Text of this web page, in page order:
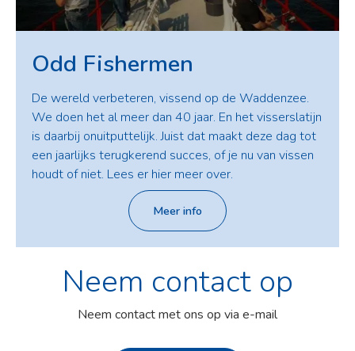
Odd Fishermen
De wereld verbeteren, vissend op de Waddenzee.
We doen het al meer dan 40 jaar. En het visserslatijn
is daarbij onuitputtelijk. Juist dat maakt deze dag tot
een jaarlijks terugkerend succes, of je nu van vissen
houdt of niet. Lees er hier meer over.
Meer info
Neem contact op
Neem contact met ons op via e-mail